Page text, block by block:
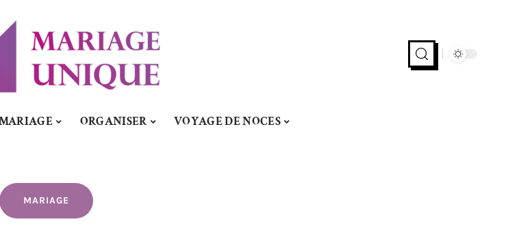
ORGANISER VOYAGE DE NOCES
MARIAGE